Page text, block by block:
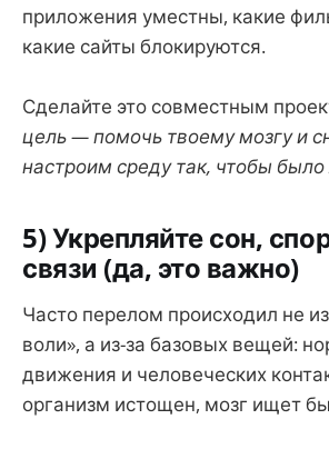
приложения уместны, какие
какие сайты блокируются.
Сделайте это совместным
цель — помочь твоему мозгу и
настроим среду так, чтобы было
5) Укрепляйте сон,
связи (да, это важно)
Часто перелом происходил не
воли», а из-за базовых вещей:
движения и человеческих
организм истощен, мозг ищет